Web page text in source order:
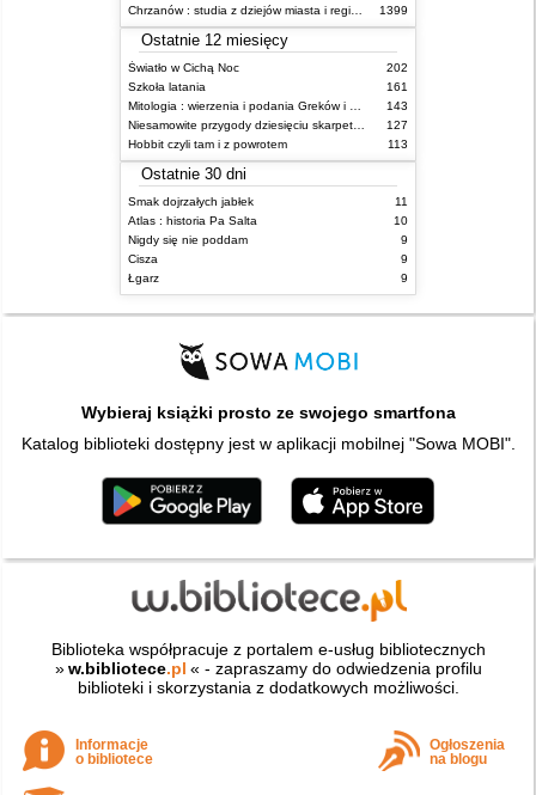
Chrzanów : studia z dziejów miasta i regionu do roku 1939
1399
Ostatnie 12 miesięcy
Światło w Cichą Noc
202
Szkoła latania
161
Mitologia : wierzenia i podania Greków i Rzymian
143
Niesamowite przygody dziesięciu skarpetek : (czterech prawych i sześciu lewych)
127
Hobbit czyli tam i z powrotem
113
Ostatnie 30 dni
Smak dojrzałych jabłek
11
Atlas : historia Pa Salta
10
Nigdy się nie poddam
9
Cisza
9
Łgarz
9
Wybieraj książki prosto ze swojego smartfona
Katalog biblioteki dostępny jest w aplikacji mobilnej "Sowa MOBI".
Biblioteka współpracuje z portalem e-usług bibliotecznych
» w.bibliotece.pl « - zapraszamy do odwiedzenia profilu
biblioteki i skorzystania z dodatkowych możliwości.
Informacje
o bibliotece
Ogłoszenia
na blogu